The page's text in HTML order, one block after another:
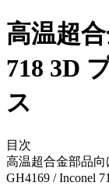
高温超
718 3D
ス
目次
高温超合金部品向
GH4169 / Inconel